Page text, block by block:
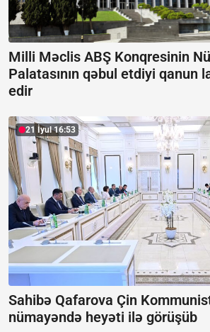
Milli Məclis ABŞ Konqresinin
Palatasının qəbul etdiyi qanun
edir
21 İyul 16:53
Sahibə Qafarova Çin
nümayəndə heyəti ilə görüşüb